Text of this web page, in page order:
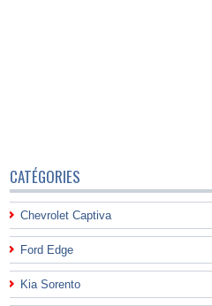
CATÉGORIES
Chevrolet Captiva
Ford Edge
Kia Sorento